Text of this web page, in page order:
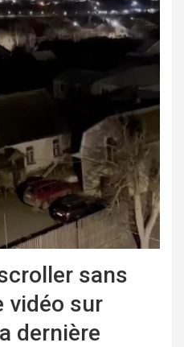
sans
vidéo sur
dernière